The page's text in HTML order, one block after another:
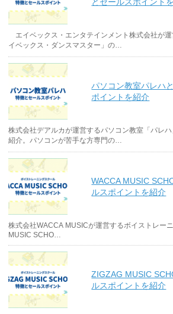
エイベックス・エンタテインメント株式会社が
イベックス・ダンスマスター」の…
パソコン教室パレハ
ポイントを紹介
株式会社デアルカが運営するパソコン教室「パレ
紹介。パソコンが苦手な方専門の…
WACCA MUSIC
ルスポイントを紹介
株式会社WACCA MUSICが運営するボイストレー
MUSIC SCHO…
ZIGZAG MUSIC
ルスポイントを紹介